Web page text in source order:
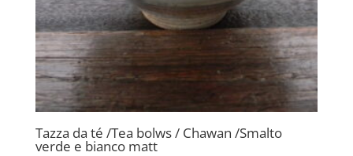
Tazza da té /Tea bolws / Chawan /Smalto
verde e bianco matt